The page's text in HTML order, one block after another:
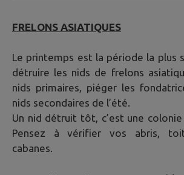
FRELONS ASIATIQUES
Le printemps est la période la plus
détruire les nids de frelons
nids primaires, piéger les
nids secondaires de l’été.
Un nid détruit tôt, c’est une
Pensez à vérifier vos abris,
cabanes.